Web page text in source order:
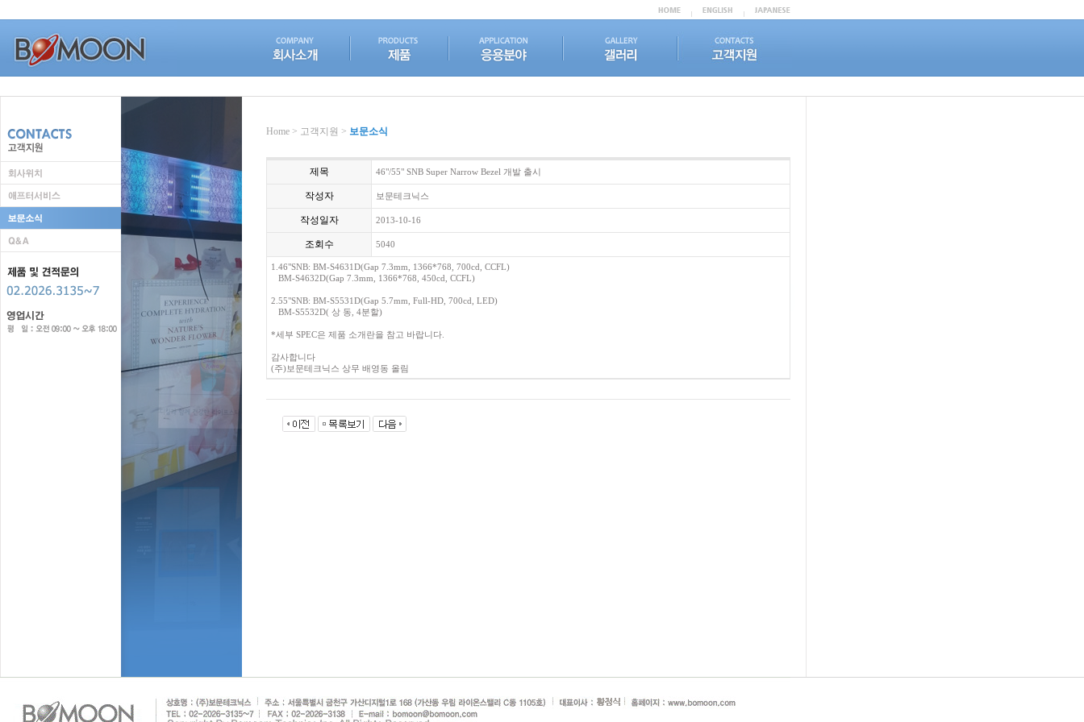
Home > 고객지원 > 보문소식
제목 46"/55" SNB Super Narrow Bezel 개발 출시
작성자 보문테크닉스
작성일자 2013-10-16
조회수 5040
1.46"SNB: BM-S4631D(Gap 7.3mm, 1366*768, 700cd, CCFL)
BM-S4632D(Gap 7.3mm, 1366*768, 450cd, CCFL)
2.55"SNB: BM-S5531D(Gap 5.7mm, Full-HD, 700cd, LED)
BM-S5532D( 상 동, 4분할)
*세부 SPEC은 제품 소개란을 참고 바랍니다.
감사합니다
(주)보문테크닉스 상무 배영동 올림